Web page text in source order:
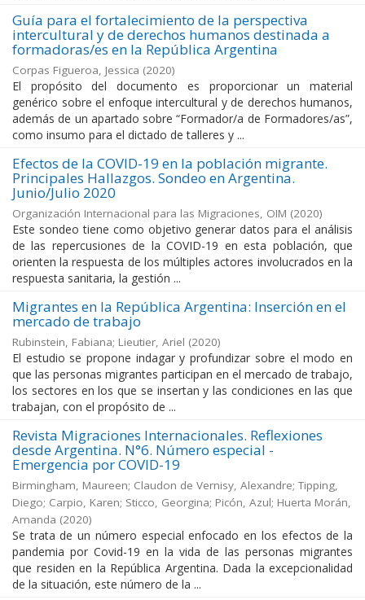
Guía para el fortalecimiento de la perspectiva
intercultural y de derechos humanos destinada a
formadoras/es en la República Argentina
Corpas Figueroa, Jessica (2020)
El propósito del documento es proporcionar un material
genérico sobre el enfoque intercultural y de derechos humanos,
además de un apartado sobre “Formador/a de Formadores/as”,
como insumo para el dictado de talleres y ...
Efectos de la COVID-19 en la población migrante.
Principales Hallazgos. Sondeo en Argentina.
Junio/Julio 2020
Organización Internacional para las Migraciones, OIM (2020)
Este sondeo tiene como objetivo generar datos para el análisis
de las repercusiones de la COVID-19 en esta población, que
orienten la respuesta de los múltiples actores involucrados en la
respuesta sanitaria, la gestión ...
Migrantes en la República Argentina: Inserción en el
mercado de trabajo
Rubinstein, Fabiana; Lieutier, Ariel (2020)
El estudio se propone indagar y profundizar sobre el modo en
que las personas migrantes participan en el mercado de trabajo,
los sectores en los que se insertan y las condiciones en las que
trabajan, con el propósito de ...
Revista Migraciones Internacionales. Reflexiones
desde Argentina. N°6. Número especial -
Emergencia por COVID-19
Birmingham, Maureen; Claudon de Vernisy, Alexandre; Tipping,
Diego; Carpio, Karen; Sticco, Georgina; Picón, Azul; Huerta Morán,
Amanda (2020)
Se trata de un número especial enfocado en los efectos de la
pandemia por Covid-19 en la vida de las personas migrantes
que residen en la República Argentina. Dada la excepcionalidad
de la situación, este número de la ...